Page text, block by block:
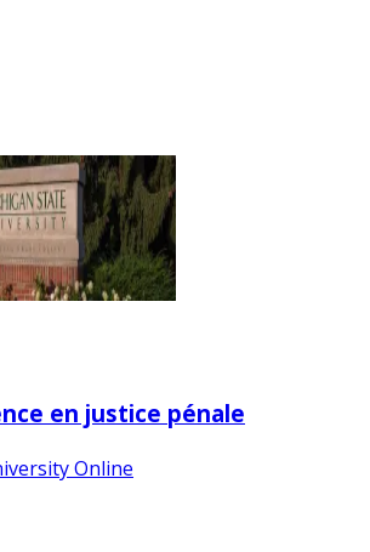
en justice pénale
Online